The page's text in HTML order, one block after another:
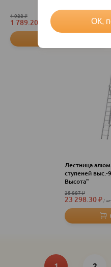
1 988₽
1 789.20 шт
Лестница
ступеней выс.-
Высота"
25 887₽
23 298.30₽ шт
НумерацияТекущая
страница
ОК,